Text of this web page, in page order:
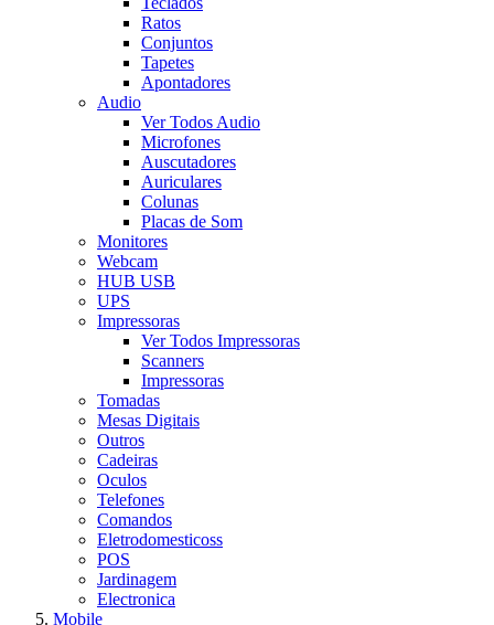
Ratos
Conjuntos
Tapetes
Apontadores
Audio
Ver Todos Audio
Microfones
Auscutadores
Auriculares
Colunas
Placas de Som
Monitores
Webcam
HUB USB
UPS
Impressoras
Ver Todos Impressoras
Scanners
Impressoras
Tomadas
Mesas Digitais
Outros
Cadeiras
Oculos
Telefones
Comandos
Eletrodomesticoss
POS
Jardinagem
Electronica
Mobile